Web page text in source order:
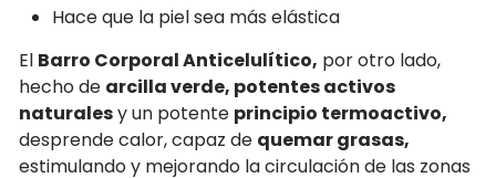
Hace que la piel sea más elástica
El Barro Corporal Anticelulítico, por otro lado,
hecho de arcilla verde, potentes activos
naturalesy un potente principio termoactivo,
desprende calor, capaz de quemar grasas,
estimulando y mejorando la circulación de las zonas